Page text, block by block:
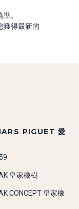
。
獲得最新的
PIGUET 愛
皇家橡樹
CONCEPT 皇家橡